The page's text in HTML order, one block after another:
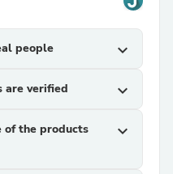
people expand_more
are verified expand_more
of the products
expand_more